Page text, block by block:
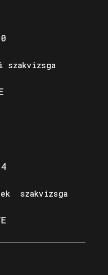
szakvizsga
szakvizsga